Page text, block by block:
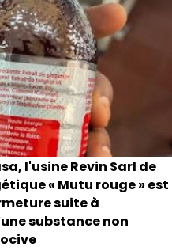
l'usine Revin Sarl de
« Mutu rouge » est
suite à
substance non